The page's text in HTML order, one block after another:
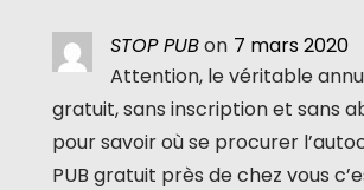
STOP PUBon 7 mars 2020
Attention, le véritable
gratuit, sans inscription et sans
pour savoir où se procurer
PUB gratuit près de chez vous